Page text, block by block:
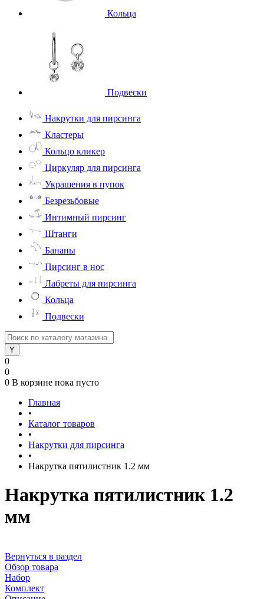
Кольца
Подвески
Накрутки для пирсинга
Кластеры
Кольцо кликер
Циркуляр для пирсинга
Украшения в пупок
Безрезьбовые
Интимный пирсинг
Штанги
Бананы
Пирсинг в нос
Лабреты для пирсинга
Кольца
Подвески
0
0
0 В корзине пока пусто
Главная
•
Каталог товаров
•
Накрутки для пирсинга
•
Накрутка пятилистник 1.2 мм
Накрутка пятилистник 1.2
мм
Вернуться в раздел
Обзор товара
Набор
Комплект